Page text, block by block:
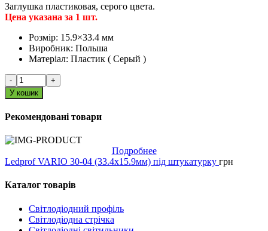
Заглушка пластиковая, серого цвета.
Цена указана за 1 шт.
Розмір: 15.9×33.4 мм
Виробник: Польша
Матеріал: Пластик ( Серый )
-
+
У кошик
Рекомендовані товари
Подробнее
Ledprof VARIO 30-04 (33.4х15.9мм) під штукатурку грн
Каталог товарів
Світлодіодний профіль
Світлодіодна стрічка